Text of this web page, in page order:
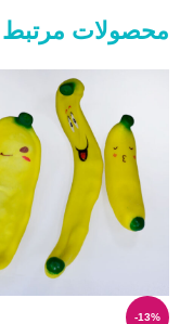
محصولات مرتبط
-13%